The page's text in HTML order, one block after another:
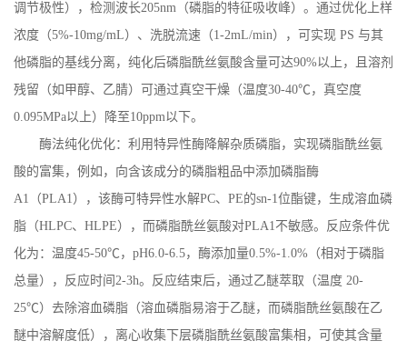
调节极性），检测波长205nm （磷脂的特征吸收峰）。通过优化上样
浓度（5%-10mg/mL）、洗脱流速（1-2mL/min），可实现 PS 与其
他磷脂的基线分离，纯化后磷脂酰丝氨酸含量可达90%以上，且溶剂
残留（如甲醇、乙腈）可通过真空干燥（温度30-40℃，真空度
0.095MPa以上）降至10ppm以下。
酶法纯化优化：利用特异性酶降解杂质磷脂，实现磷脂酰丝氨
酸的富集，例如，向含该成分的磷脂粗品中添加磷脂酶
A1 （PLA1），该酶可特异性水解PC、 PE的sn-1位酯键，生成溶血磷
脂（HLPC、 HLPE），而磷脂酰丝氨酸对PLA1不敏感。反应条件优
化为：温度45-50℃， pH6.0-6.5，酶添加量0.5%-1.0% （相对于磷脂
总量），反应时间 2-3h。反应结束后，通过乙醚萃取（温度 20-
25℃）去除溶血磷脂（溶血磷脂易溶于乙醚，而磷脂酰丝氨酸在乙
醚中溶解度低），离心收集下层磷脂酰丝氨酸富集相，可使其含量